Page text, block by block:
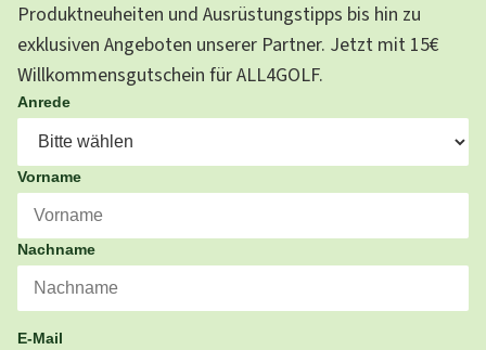
Produktneuheiten und Ausrüstungstipps bis hin zu
exklusiven Angeboten unserer Partner. Jetzt mit 15€
Willkommensgutschein für ALL4GOLF.
Anrede
Vorname
Nachname
E-Mail